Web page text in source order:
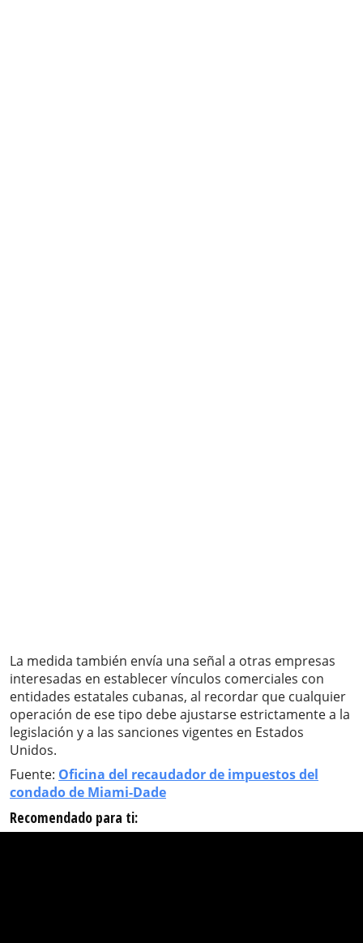
La medida también envía una señal a otras empresas
interesadas en establecer vínculos comerciales con
entidades estatales cubanas, al recordar que cualquier
operación de ese tipo debe ajustarse estrictamente a la
legislación y a las sanciones vigentes en Estados
Unidos.
Fuente: Oficina del recaudador de impuestos del
condado de Miami-Dade
Recomendado para ti: